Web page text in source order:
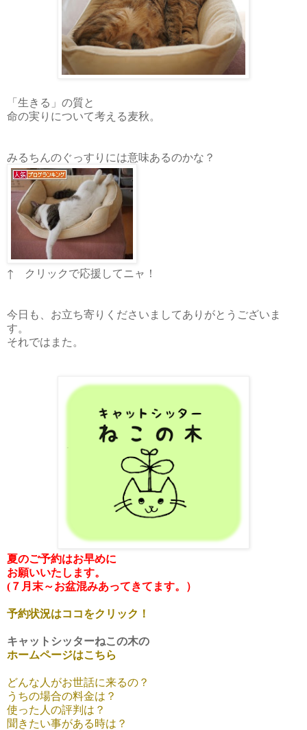
「生きる」の質と
命の実りについて考える麦秋。
みるちんのぐっすりには意味あるのかな？
↑ クリックで応援してニャ！
今日も、お立ち寄りくださいましてありがとうございま
す。
それではまた。
夏のご予約はお早めに
お願いいたします。
(７月末～お盆混みあってきてます。）
予約状況はココをクリック！
キャットシッターねこの木の
ホームページはこちら
どんな人がお世話に来るの？
うちの場合の料金は？
使った人の評判は？
聞きたい事がある時は？